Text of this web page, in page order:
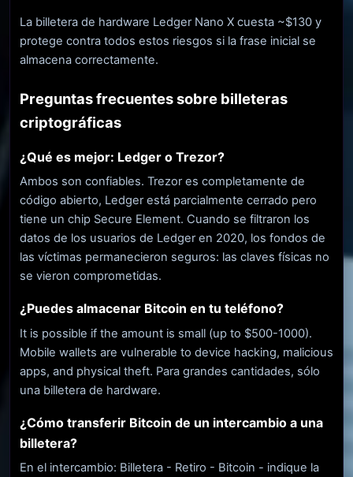
La billetera de hardware Ledger Nano X cuesta ~$130 y
protege contra todos estos riesgos si la frase inicial se
almacena correctamente.
Preguntas frecuentes sobre billeteras
criptográficas
¿Qué es mejor: Ledger o Trezor?
Ambos son confiables. Trezor es completamente de
código abierto, Ledger está parcialmente cerrado pero
tiene un chip Secure Element. Cuando se filtraron los
datos de los usuarios de Ledger en 2020, los fondos de
las víctimas permanecieron seguros: las claves físicas no
se vieron comprometidas.
¿Puedes almacenar Bitcoin en tu teléfono?
It is possible if the amount is small (up to $500-1000).
Mobile wallets are vulnerable to device hacking, malicious
apps, and physical theft. Para grandes cantidades, sólo
una billetera de hardware.
¿Cómo transferir Bitcoin de un intercambio a una
billetera?
En el intercambio: Billetera - Retiro - Bitcoin - indique la